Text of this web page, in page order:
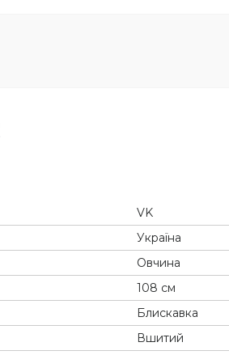
VK
Україна
Овчина
108 см
Блискавка
Вшитий